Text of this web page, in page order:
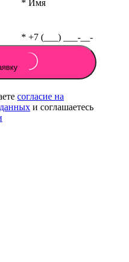
* Имя
* +7 (___) ___-__-
согласие на
и соглашаетесь